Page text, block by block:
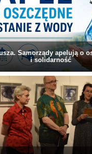
Samorządy apelują o
i solidarność